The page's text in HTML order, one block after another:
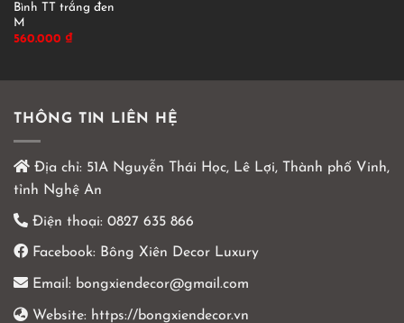
Bình TT trắng đen
M
560.000 ₫
THÔNG TIN LIÊN HỆ
Địa chỉ: 51A Nguyễn Thái Học, Lê Lợi, Thành phố Vinh,
tỉnh Nghệ An
Điện thoại: 0827 635 866
Facebook: Bông Xiên Decor Luxury
Email: bongxiendecor@gmail.com
Website: https://bongxiendecor.vn